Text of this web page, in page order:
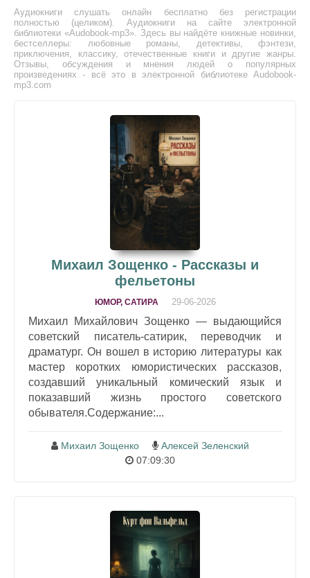
Аудиокниги слушать онлайн бесплатно без регистрации
полностью (целиком). Аудиокниги на сайте электронной
библиотеки «Audobook-mp3». Здесь вы найдёте книжные новинки,
бестселлеры: любовные романы, детективы, фэнтези,
приключения, классику, отечественные книги и другие жанры.
Отзывы, обсуждения и мнения людей о популярных
произведениях - всё это в электронной библиотеке Audobook-
mp3.com
Михаил Зощенко - Рассказы и
фельетоны
ЮМОР, САТИРА 29-06-2026
Михаил Михайлович Зощенко — выдающийся
советский писатель-сатирик, переводчик и
драматург. Он вошел в историю литературы как
мастер коротких юмористических рассказов,
создавший уникальный комический язык и
показавший жизнь простого советского
обывателя.Содержание:...
Михаил Зощенко
Алексей Зеленский
07:09:30